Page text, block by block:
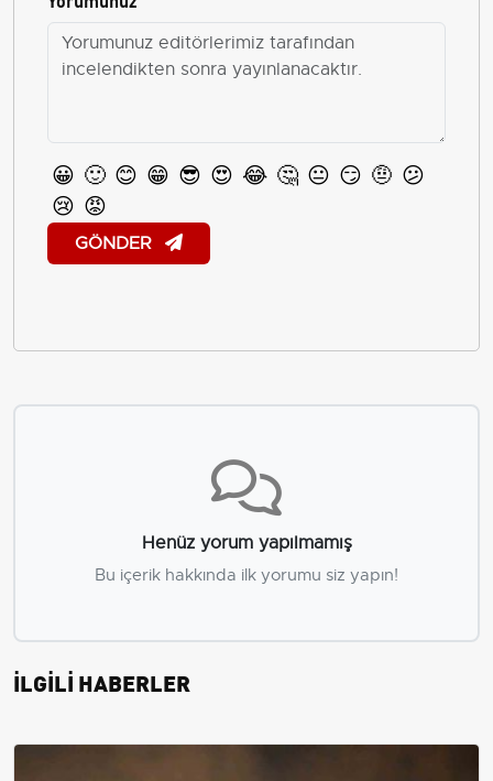
😀 🙂 😊 😁 😎 😍 😂 🤔 😐 😏 🤨 😕
😢 😡
GÖNDER
Henüz yorum yapılmamış
Bu içerik hakkında ilk yorumu siz yapın!
İLGİLİ HABERLER